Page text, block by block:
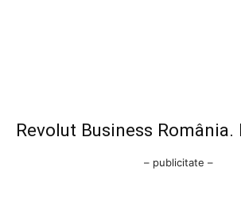
Revolut Business România.
– publicitate –